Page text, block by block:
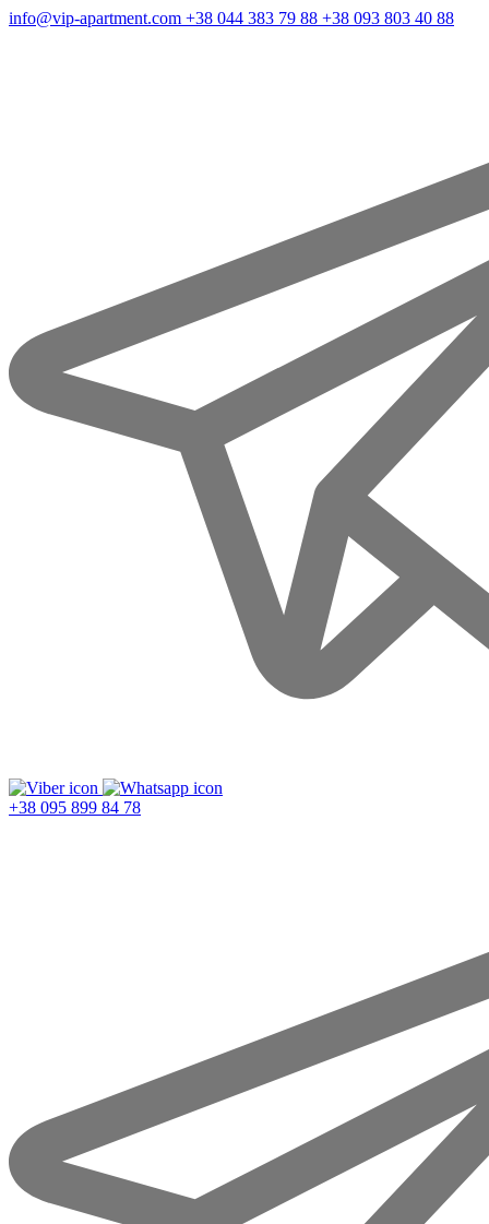
info@vip-apartment.com +38 044 383 79 88 +38 093 803 40 88
+38 095 899 84 78